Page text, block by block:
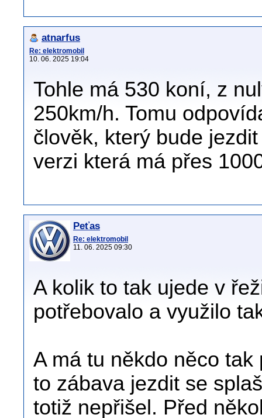
atnarfus
Re: elektromobil
10. 06. 2025 19:04
Tohle má 530 koní, z
250km/h. Tomu
člověk, který bude
verzi která má přes
Peťas
Re: elektromobil
11. 06. 2025 09:30
A kolik to tak ujede v
potřebovalo a využilo
A má tu někdo něco
to zábava jezdit se
totiž nepřišel. Před